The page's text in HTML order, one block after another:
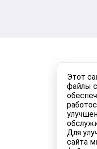
Этот
файлы
Для
сайта